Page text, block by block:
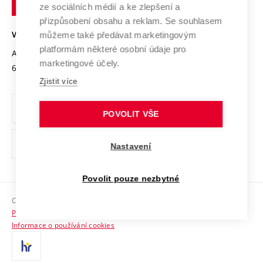
Open Science
Projekty
Projekty ze strukturálních fondů
Specifický výzkum
Mezinárodní dohody
Univerzitní sítě
Bezpečná univerzita
Vyznamenání
Organizační struktura
Ochrana osobních údajů
odkaz)
Sociální bezpečí
HR Award
Kontakty
VYSOKÉ UČENÍ TECHNICKÉ V BRNĚ
Antonínská 548/1
602 00 Brno
www.vut.cz
vut@vutbr.cz
Copyright © 2026 VUT
Prohlášení o přístupnosti
Informace o používání cookies
ze sociálních médií a ke zlepšení a
přizpůsobení obsahu a reklam. Se souhlasem
můžeme také předávat marketingovým
platformám některé osobní údaje pro
marketingové účely.
Zjistit více
POVOLIT VŠE
Nastavení
Povolit pouze nezbytné